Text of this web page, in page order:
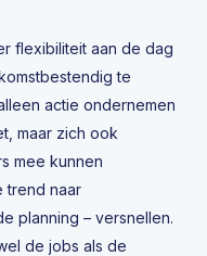
flexibiliteit aan de dag
te
actie ondernemen
maar zich ook
mee kunnen
trend naar
planning – versnellen.
de jobs als de